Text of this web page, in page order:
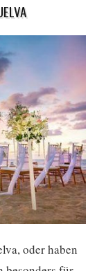
oder haben